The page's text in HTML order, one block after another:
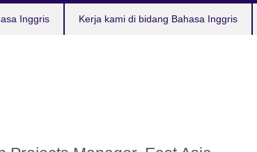
Inggris Kerja kami di bidang Bahasa Inggris